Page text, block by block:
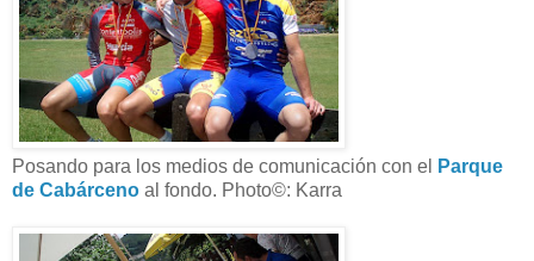
Posando para los medios de comunicación con el
Parque
de Cabárceno al fondo. Photo©: Karra